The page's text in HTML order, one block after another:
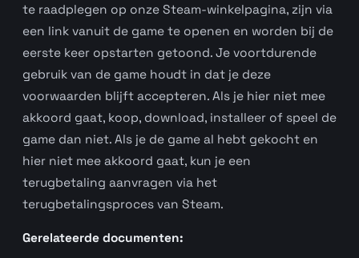
te raadplegen op onze Steam-winkelpagina, zijn via
een link vanuit de game te openen en worden bij de
eerste keer opstarten getoond. Je voortdurende
gebruik van de game houdt in dat je deze
voorwaarden blijft accepteren. Als je hier niet mee
akkoord gaat, koop, download, installeer of speel de
game dan niet. Als je de game al hebt gekocht en
hier niet mee akkoord gaat, kun je een
terugbetaling aanvragen via het
terugbetalingsproces van Steam.
Gerelateerde documenten: